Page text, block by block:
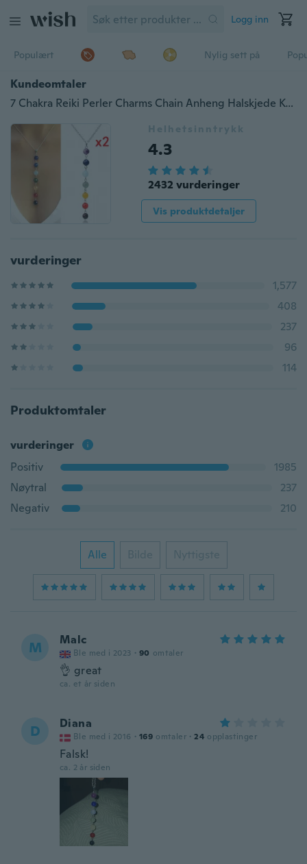
Logg inn
Populært Nylig sett på
Kundeomtaler
7 Chakra Reiki Perler Charms Chain Anheng Halskjede Kvinner Yoga Healing Balansering Smykker
Helhetsinntrykk
4.3
2432 vurderinger
Vis produktdetaljer
vurderinger
1,577
408
237
96
114
Produktomtaler
vurderinger
Positiv
1985
Nøytral
237
Negativ
210
Alle Bilde Nyttigste
M Malc
Ble med i 2023 · 90 omtaler
👌 great
ca. et år siden
D Diana
Ble med i 2016 · 169 omtaler · 24 opplastinger
Falsk!
ca. 2 år siden